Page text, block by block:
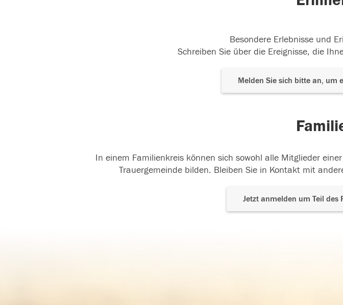
Besondere Erlebnisse und
Schreiben Sie über die Ereignisse, die
Melden Sie sich bitte an, um
In einem Familienkreis können sich sowohl alle Mitglieder
Trauergemeinde bilden. Bleiben Sie in Kontakt mit
Jetzt anmelden um Teil des